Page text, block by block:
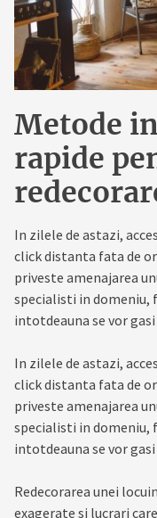
Metode
rapide
In zilele de astazi,
click distanta fata de
priveste amenajarea
specialisti in domeniu,
intotdeauna se vor
In zilele de astazi,
click distanta fata de
priveste amenajarea
specialisti in domeniu,
intotdeauna se vor
Redecorarea unei
exagerate si lucrari